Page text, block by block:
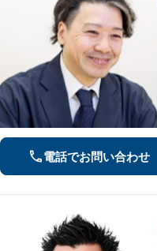
電話でお問い合わせ